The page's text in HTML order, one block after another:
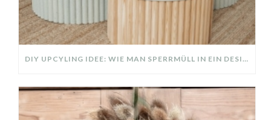
DIY UPCYLING IDEE: WIE MAN SPERRMÜLL IN EIN DESIGNER TEIL VERWANDELT